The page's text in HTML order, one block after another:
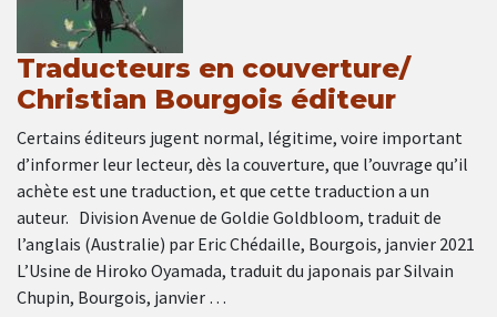
Traducteurs en couverture/
Christian Bourgois éditeur
Certains éditeurs jugent normal, légitime, voire important
d’informer leur lecteur, dès la couverture, que l’ouvrage qu’il
achète est une traduction, et que cette traduction a un
auteur. Division Avenue de Goldie Goldbloom, traduit de
l’anglais (Australie) par Eric Chédaille, Bourgois, janvier 2021
L’Usine de Hiroko Oyamada, traduit du japonais par Silvain
Chupin, Bourgois, janvier …